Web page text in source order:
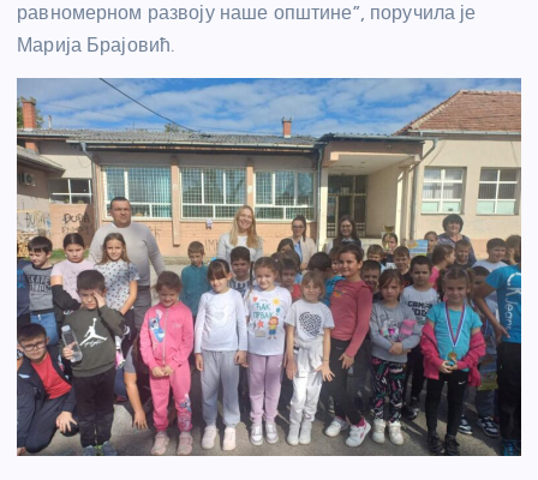
равномерном развоју наше општине”, поручила је
Марија Брајовић.